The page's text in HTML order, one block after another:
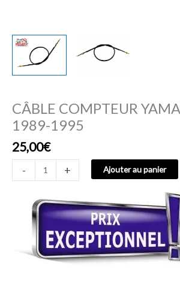
CÂBLE COMPTEUR
1989-1995
25,00€
- + Ajouter au panier